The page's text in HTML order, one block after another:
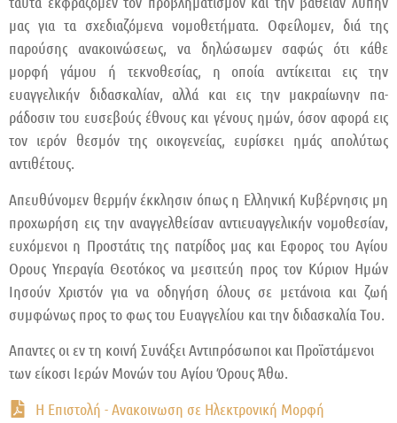
μας για τα σχεδιαζόμενα νομοθετήμα­τα. Οφείλομεν, διά της
παρούσης ανακοινώσεως, να δηλώσωμεν σαφώς ότι κάθε
μορφή γάμου ή τεκνο­θεσίας, η οποία αντίκειται εις την
ευαγγελικήν διδα­σκαλίαν, αλλά και εις την μακραίω­νην πα­
ράδοσιν του ευσεβούς έθνους και γέ­νους ημών, όσον αφορά εις
τον ιερόν θεσμόν της οικογενείας, ευρίσκει ημάς απολύτως
αντιθέτους.
Απευθύνομεν θερμήν έκκλησιν όπως η Ελληνική Κυβέρνησις μη
προ­χωρήση εις την αναγγελθείσαν αντιευαγγελικήν νομοθεσίαν,
ευχόμενοι η Προ­στάτις της πατρίδος μας και Εφορος του Αγίου
Ορους Υπεραγία Θεοτό­κος να μεσιτεύη προς τον Κύριον Ημών
Ιησούν Χριστόν για να οδηγήση όλους σε μετάνοια και ζωή
συμφώνως προς το φως του Ευαγγελίου και την διδασκαλία Του.
Απαντες οι εν τη κοινή Συνάξει Αντιπρόσωποι και Προϊστάμενοι
των είκοσι Ιερών Μονών του Αγίου Όρους Άθω.
Η Επιστολή - Ανακοινωση σε Ηλεκτρονική Μορφή